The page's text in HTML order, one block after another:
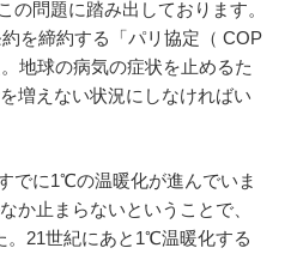
問題に踏み出しております。
を締約する「パリ協定（ COP
地球の病気の症状を止めるた
増えない状況にしなければい
でに1℃の温暖化が進んでいま
か止まらないということで、
21世紀にあと1℃温暖化する